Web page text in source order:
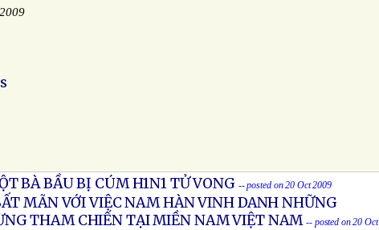
BÀ BẦU BỊ CÚM H1N1 TỬ VONG -- posted on 20 Oct 2009
MÃN VỚI VIỆC NAM HÀN VINH DANH NHỮNG
THAM CHIẾN TẠI MIỀN NAM VIỆT NAM -- posted on 20 Oct